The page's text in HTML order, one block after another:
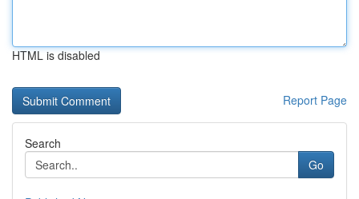
HTML is disabled
Report Page
Search
Go